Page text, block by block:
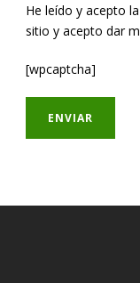
He leído y acepto la
sitio y acepto dar
[wpcaptcha]